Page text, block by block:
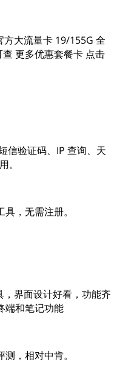
大流量卡 19/155G 全
更多优惠套餐卡 点击
信验证码、IP 查询、天
。
，无需注册。
界面设计好看，功能齐
端和笔记功能
，相对中肯。